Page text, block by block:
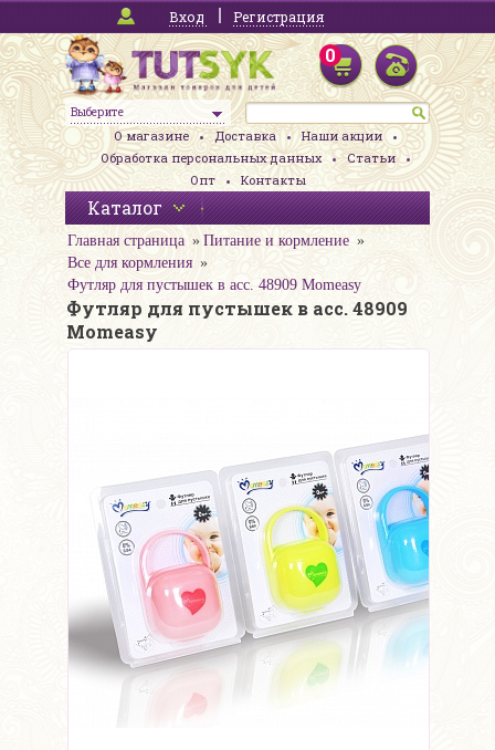
Вход Регистрация
Выберите
0
О магазине Доставка
Наши акции
Обработка персональных данных
Статьи
Опт
Контакты
Каталог
Главная страница
Питание и кормление
Все для кормления
Футляр для пустышек в асс. 48909 Momeasy
Футляр для пустышек в асс. 48909
Momeasy